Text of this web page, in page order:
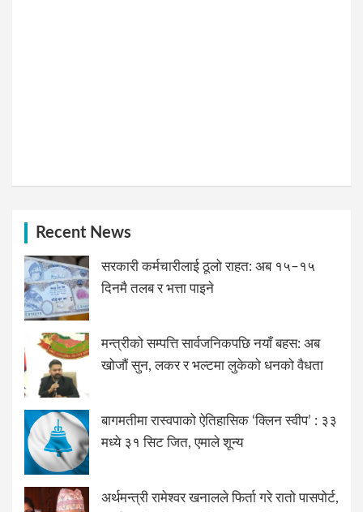
Recent News
सरकारी कर्मचारीलाई ठूलो राहत: अब १५–१५
दिनमै तलब र भत्ता पाइने
मन्त्रीको सम्पत्ति सार्वजनिकपछि नयाँ बहस: अब
खोजौं सुन, लकर र भल्टमा लुकेको धनको वैधता
बागमतीमा रास्वपाको ऐतिहासिक ‘क्लिन स्वीप’ : ३३
मध्ये ३१ सिट जित, एमाले शून्य
अर्थमन्त्री रामेश्वर खनालले फिर्ता गरे रातो पासपोर्ट,